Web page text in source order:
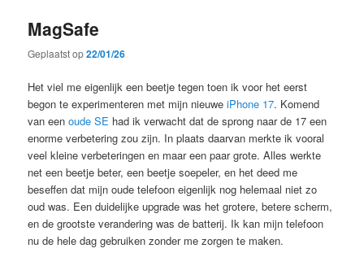
MagSafe
Geplaatst op22/01/26
Het viel me eigenlijk een beetje tegen toen ik voor het eerst
begon te experimenteren met mijn nieuweiPhone 17. Komend
van eenoude SE had ik verwacht dat de sprong naar de 17 een
enorme verbetering zou zijn. In plaats daarvan merkte ik vooral
veel kleine verbeteringen en maar een paar grote. Alles werkte
net een beetje beter, een beetje soepeler, en het deed me
beseffen dat mijn oude telefoon eigenlijk nog helemaal niet zo
oud was. Een duidelijke upgrade was het grotere, betere scherm,
en de grootste verandering was de batterij. Ik kan mijn telefoon
nu de hele dag gebruiken zonder me zorgen te maken.